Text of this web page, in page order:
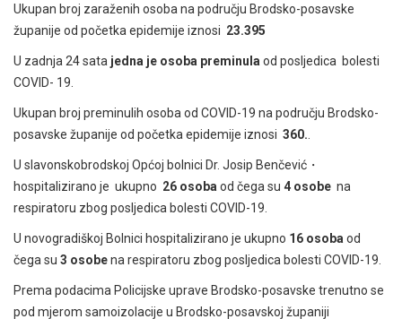
Ukupan broj zaraženih osoba na području Brodsko-posavske
županije od početka epidemije iznosi 23.395
U zadnja 24 sata jedna je osoba preminula od posljedica bolesti
COVID- 19.
Ukupan broj preminulih osoba od COVID-19 na području Brodsko-
posavske županije od početka epidemije iznosi 360.
U slavonskobrodskoj Općoj bolnici Dr. Josip Benčević ・
hospitalizirano je ukupno 26 osoba od čega su 4 osobe na
respiratoru zbog posljedica bolesti COVID-19.
U novogradiškoj Bolnici hospitalizirano je ukupno 16 osoba od
čega su 3 osobena respiratoru zbog posljedica bolesti COVID-19.
Prema podacima Policijske uprave Brodsko-posavske trenutno se
pod mjerom samoizolacije u Brodsko-posavskoj županiji